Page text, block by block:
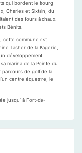
qui bordent le bourg
Charles et Sixtain, du
des fours à chaux.
Bénits.
cette commune est
Tasher de la Pagerie,
développement
marina de la Pointe du
parcours de golf de la
centre équestre, le
jusqu’ à Fort-de-